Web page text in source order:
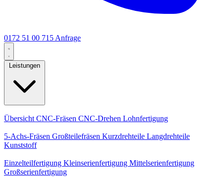
0172 51 00 715 Anfrage
Leistungen
Übersicht CNC-Fräsen CNC-Drehen Lohnfertigung
5-Achs-Fräsen Großteilefräsen Kurzdrehteile Langdrehteile
Kunststoff
Einzelteilfertigung Kleinserienfertigung Mittelserienfertigung
Großserienfertigung